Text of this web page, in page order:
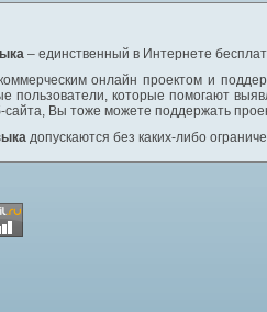
– единственный в Интернете
онлайн проектом и
пользователи, которые помогают
Вы тоже можете поддержать
допускаются без каких-либо